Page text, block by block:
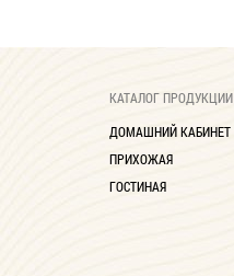
КАТАЛОГ ПРОДУКЦИИ
ДОМАШНИЙ КАБИНЕТ
ПРИХОЖАЯ
ГОСТИНАЯ